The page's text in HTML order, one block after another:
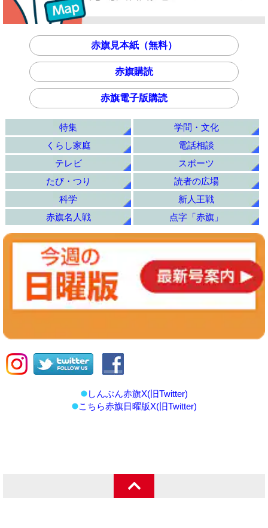
赤旗見本紙（無料）
赤旗購読
赤旗電子版購読
特集
学問・文化
くらし家庭
電話相談
テレビ
スポーツ
たび・つり
読者の広場
科学
新人王戦
赤旗名人戦
点字「赤旗」
しんぶん赤旗X(旧Twitter)
こちら赤旗日曜版X(旧Twitter)